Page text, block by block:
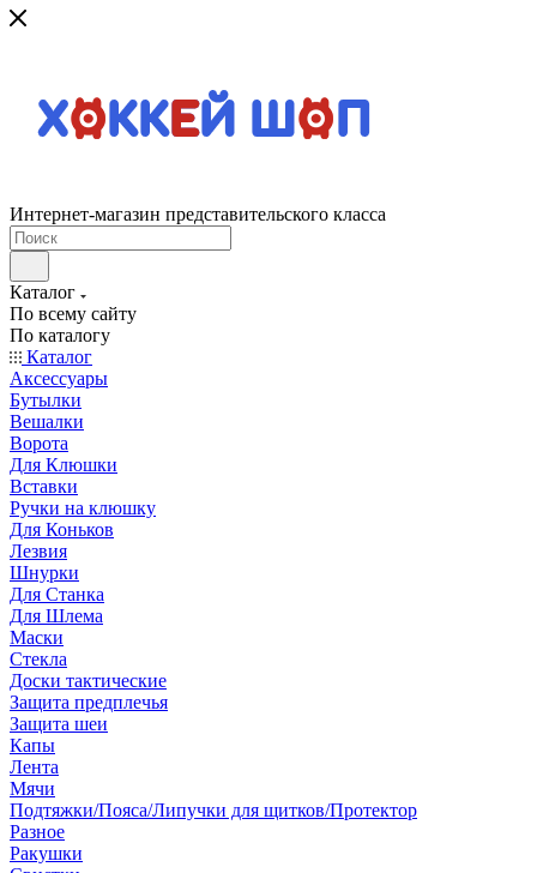
Интернет-магазин представительского класса
Каталог
По всему сайту
По каталогу
Каталог
Аксессуары
Бутылки
Вешалки
Ворота
Для Клюшки
Вставки
Ручки на клюшку
Для Коньков
Лезвия
Шнурки
Для Станка
Для Шлема
Маски
Стекла
Доски тактические
Защита предплечья
Защита шеи
Капы
Лента
Мячи
Подтяжки/Пояса/Липучки для щитков/Протектор
Разное
Ракушки